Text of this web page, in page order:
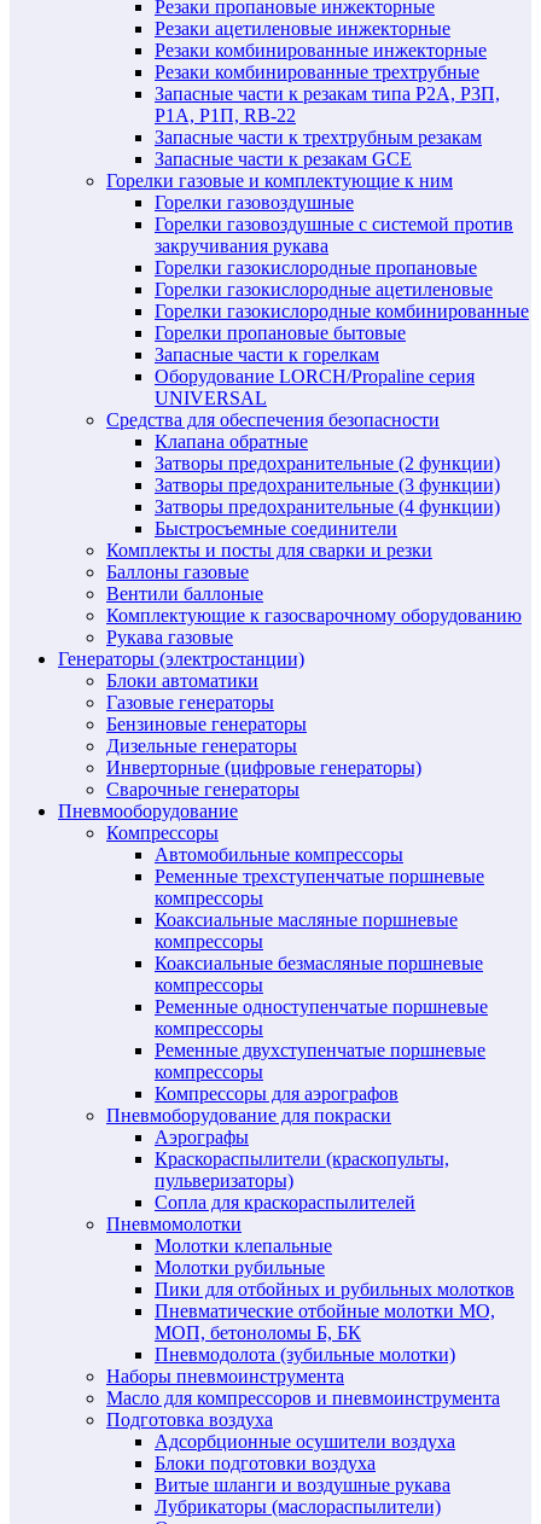
Резаки пропановые инжекторные
Резаки ацетиленовые инжекторные
Резаки комбинированные инжекторные
Резаки комбинированные трехтрубные
Запасные части к резакам типа Р2А, Р3П,
Р1А, Р1П, RB-22
Запасные части к трехтрубным резакам
Запасные части к резакам GCE
Горелки газовые и комплектующие к ним
Горелки газовоздушные
Горелки газовоздушные с системой против
закручивания рукава
Горелки газокислородные пропановые
Горелки газокислородные ацетиленовые
Горелки газокислородные комбинированные
Горелки пропановые бытовые
Запасные части к горелкам
Оборудование LORCH/Propaline серия
UNIVERSAL
Средства для обеспечения безопасности
Клапана обратные
Затворы предохранительные (2 функции)
Затворы предохранительные (3 функции)
Затворы предохранительные (4 функции)
Быстросъемные соединители
Комплекты и посты для сварки и резки
Баллоны газовые
Вентили баллоные
Комплектующие к газосварочному оборудованию
Рукава газовые
Генераторы (электростанции)
Блоки автоматики
Газовые генераторы
Бензиновые генераторы
Дизельные генераторы
Инверторные (цифровые генераторы)
Сварочные генераторы
Пневмооборудование
Компрессоры
Автомобильные компрессоры
Ременные трехступенчатые поршневые
компрессоры
Коаксиальные масляные поршневые
компрессоры
Коаксиальные безмасляные поршневые
компрессоры
Ременные одноступенчатые поршневые
компрессоры
Ременные двухступенчатые поршневые
компрессоры
Компрессоры для аэрографов
Пневмоборудование для покраски
Аэрографы
Краскораспылители (краскопульты,
пульверизаторы)
Сопла для краскораспылителей
Пневмомолотки
Молотки клепальные
Молотки рубильные
Пики для отбойных и рубильных молотков
Пневматические отбойные молотки МО,
МОП, бетоноломы Б, БК
Пневмодолота (зубильные молотки)
Наборы пневмоинструмента
Масло для компрессоров и пневмоинструмента
Подготовка воздуха
Адсорбционные осушители воздуха
Блоки подготовки воздуха
Витые шланги и воздушные рукава
Лубрикаторы (маслораспылители)